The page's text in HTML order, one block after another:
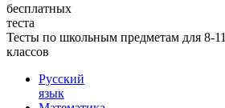
бесплатных
теста
Тесты по школьным предметам для 8-11
классов
Русский
язык